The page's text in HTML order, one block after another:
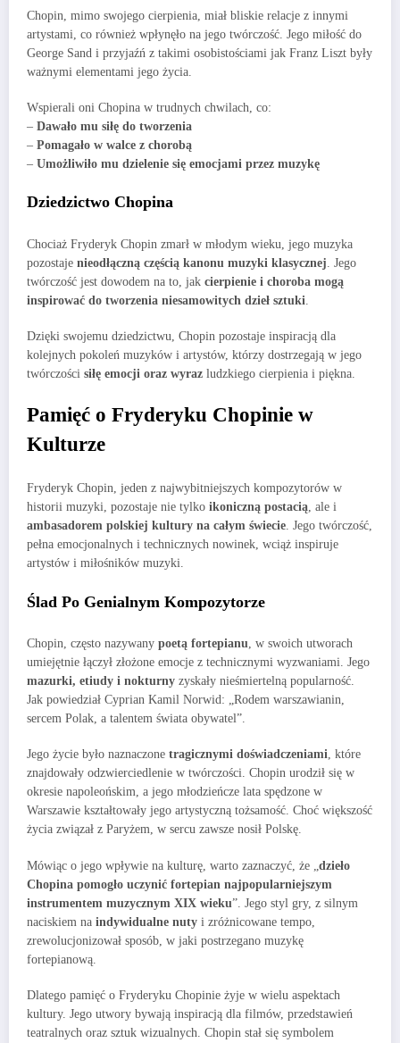
Chopin, mimo swojego cierpienia, miał bliskie relacje z innymi
artystami, co również wpłynęło na jego twórczość. Jego miłość do
George Sand i przyjaźń z takimi osobistościami jak Franz Liszt były
ważnymi elementami jego życia.
Wspierali oni Chopina w trudnych chwilach, co:
– Dawało mu siłę do tworzenia
– Pomagało w walce z chorobą
– Umożliwiło mu dzielenie się emocjami przez muzykę
Dziedzictwo Chopina
Chociaż Fryderyk Chopin zmarł w młodym wieku, jego muzyka
pozostaje nieodłączną częścią kanonu muzyki klasycznej . Jego
twórczość jest dowodem na to, jak cierpienie i choroba mogą
inspirować do tworzenia niesamowitych dzieł sztuki
Dzięki swojemu dziedzictwu, Chopin pozostaje inspiracją dla
kolejnych pokoleń muzyków i artystów, którzy dostrzegają w jego
twórczości siłę emocji oraz wyraz ludzkiego cierpienia i piękna.
Pamięć o Fryderyku Chopinie w
Kulturze
Fryderyk Chopin, jeden z najwybitniejszych kompozytorów w
historii muzyki, pozostaje nie tylko ikoniczną postacią, ale i
ambasadorem polskiej kultury na całym świecie. Jego twórczość,
pełna emocjonalnych i technicznych nowinek, wciąż inspiruje
artystów i miłośników muzyki.
Ślad Po Genialnym Kompozytorze
Chopin, często nazywany poetą fortepianu, w swoich utworach
umiejętnie łączył złożone emocje z technicznymi wyzwaniami. Jego
mazurki, etiudy i nokturny zyskały nieśmiertelną popularność.
Jak powiedział Cyprian Kamil Norwid: „Rodem warszawianin,
sercem Polak, a talentem świata obywatel”.
Jego życie było naznaczone tragicznymi doświadczeniami, które
znajdowały odzwierciedlenie w twórczości. Chopin urodził się w
okresie napoleońskim, a jego młodzieńcze lata spędzone w
Warszawie kształtowały jego artystyczną tożsamość. Choć większość
życia związał z Paryżem, w sercu zawsze nosił Polskę.
Mówiąc o jego wpływie na kulturę, warto zaznaczyć, że „ dzieło
Chopina pomogło uczynić fortepian najpopularniejszym
instrumentem muzycznym XIX wieku”. Jego styl gry, z silnym
naciskiem na indywidualne nuty i zróżnicowane tempo,
zrewolucjonizował sposób, w jaki postrzegano muzykę
fortepianową.
Dlatego pamięć o Fryderyku Chopinie żyje w wielu aspektach
kultury. Jego utwory bywają inspiracją dla filmów, przedstawień
teatralnych oraz sztuk wizualnych. Chopin stał się symbolem